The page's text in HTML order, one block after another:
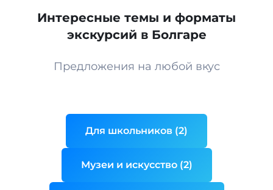
Интересные темы и форматы
экскурсий в Болгаре
Предложения на любой вкус
Для школьников (2)
Музеи и искусство (2)